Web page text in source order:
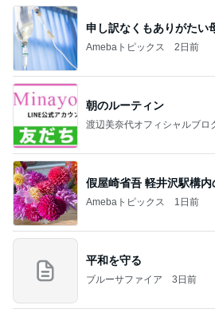
申し訳なくもありがたい
Amebaトピックス 2日前
朝のルーティン
渡辺美奈代オフィシャルブロ
假屋崎省吾 軽井沢駅構内
Amebaトピックス 1日前
平和を守る
ブルーサファイア 3日前